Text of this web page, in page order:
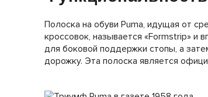
Полоска на обуви Puma, идущая от
кроссовок, называется «Formstrip» и
для боковой поддержки стопы, а
дорожку. Эта полоска является